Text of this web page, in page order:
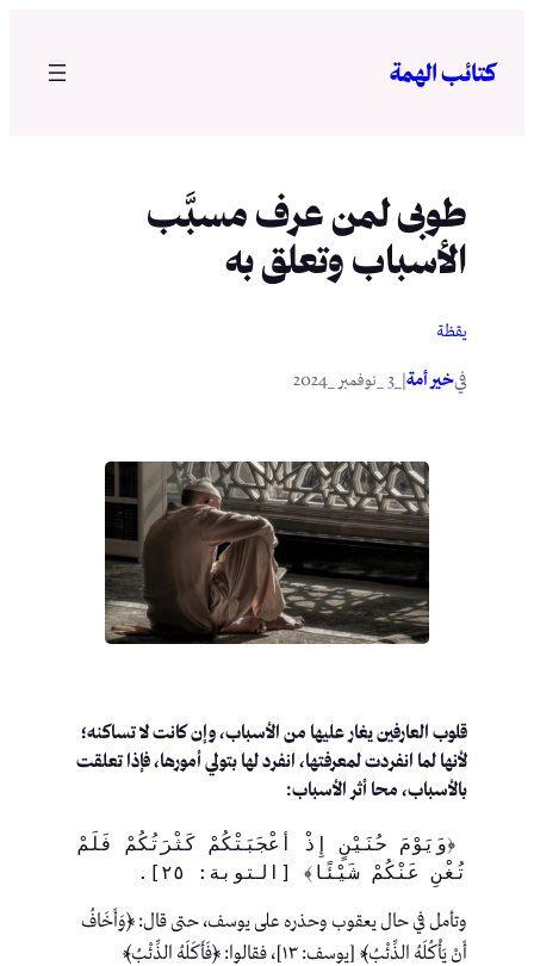
المحتوى
كتائب الهمة
طوبى لمن عرف مسبَّب
الأسباب وتعلق به
يقظة
فيخير أمة
قلوب العارفين يغار عليها من الأسباب، وإن كانت لا تساكنه؛
لأنها لما انفردت لمعرفتها، انفرد لها بتولي أمورها، فإذا تعلقت
بالأسباب، محا أثر الأسباب:
تُغْنِ عَنْكُمْ شَيْئًا﴾ [التوبة: ٢٥].
وتأمل في حال يعقوب وحذره على يوسف، حتى قال: ﴿وَأَخَافُ
أَنْ يَأْكُلَهُ الذِّئْبُ﴾ [يوسف: ١٣]، فقالوا: ﴿فَأَكَلَهُ الذِّئْبُ﴾